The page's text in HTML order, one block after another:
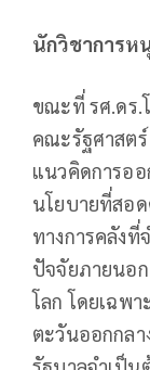
นักวิชาการห
ขณะที่ รศ.ดร.
คณะรัฐศาสต
แนวคิดการออ
นโยบายที่สอ
ทางการคลังที่
ปัจจัยภายนอ
โลก โดยเฉพ
ตะวันออกกล